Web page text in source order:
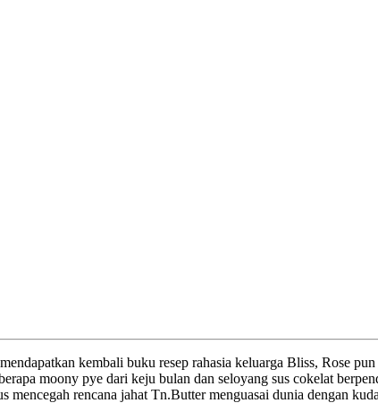
kembali buku resep rahasia keluarga Bliss, Rose
moony pye dari keju bulan dan seloyang sus cokelat
rencana jahat Tn.Butter menguasai dunia dengan